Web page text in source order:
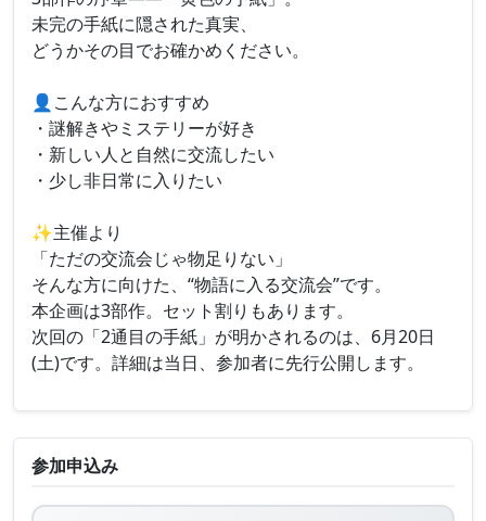
未完の手紙に隠された真実、
どうかその目でお確かめください。
👤こんな方におすすめ
・謎解きやミステリーが好き
・新しい人と自然に交流したい
・少し非日常に入りたい
✨主催より
「ただの交流会じゃ物足りない」
そんな方に向けた、“物語に入る交流会”です。
本企画は3部作。セット割りもあります。
次回の「2通目の手紙」が明かされるのは、6月20日
(土)です。詳細は当日、参加者に先行公開します。
参加申込み